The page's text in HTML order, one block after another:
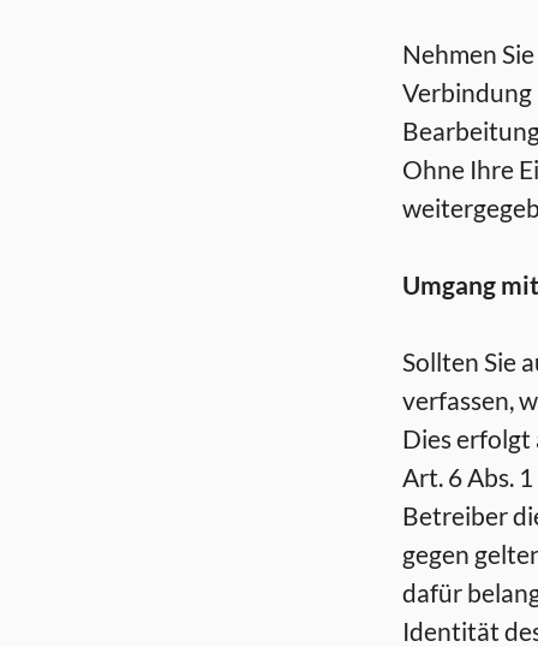
Nehmen
Verbindung
Ohne Ihre
Umgang
Sollten Sie
verfassen,
Dies erfolgt
Art. 6 Abs.
Betreiber
gegen
dafür
Identität